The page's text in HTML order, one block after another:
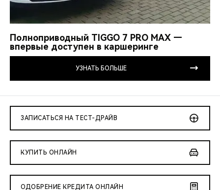
Полноприводный TIGGO 7 PRO MAX —
впервые доступен в каршеринге
УЗНАТЬ БОЛЬШЕ
ЗАПИСАТЬСЯ НА ТЕСТ-ДРАЙВ
КУПИТЬ ОНЛАЙН
ОДОБРЕНИЕ КРЕДИТА ОНЛАЙН